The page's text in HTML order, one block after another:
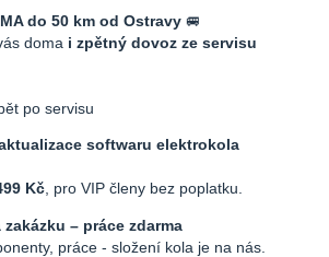
do 50 km od Ostravy 🚐
doma i zpětný dovoz ze servisu
po servisu
softwaru elektrokola
Kč, pro VIP členy bez poplatku.
– práce zdarma
práce - složení kola je na nás.